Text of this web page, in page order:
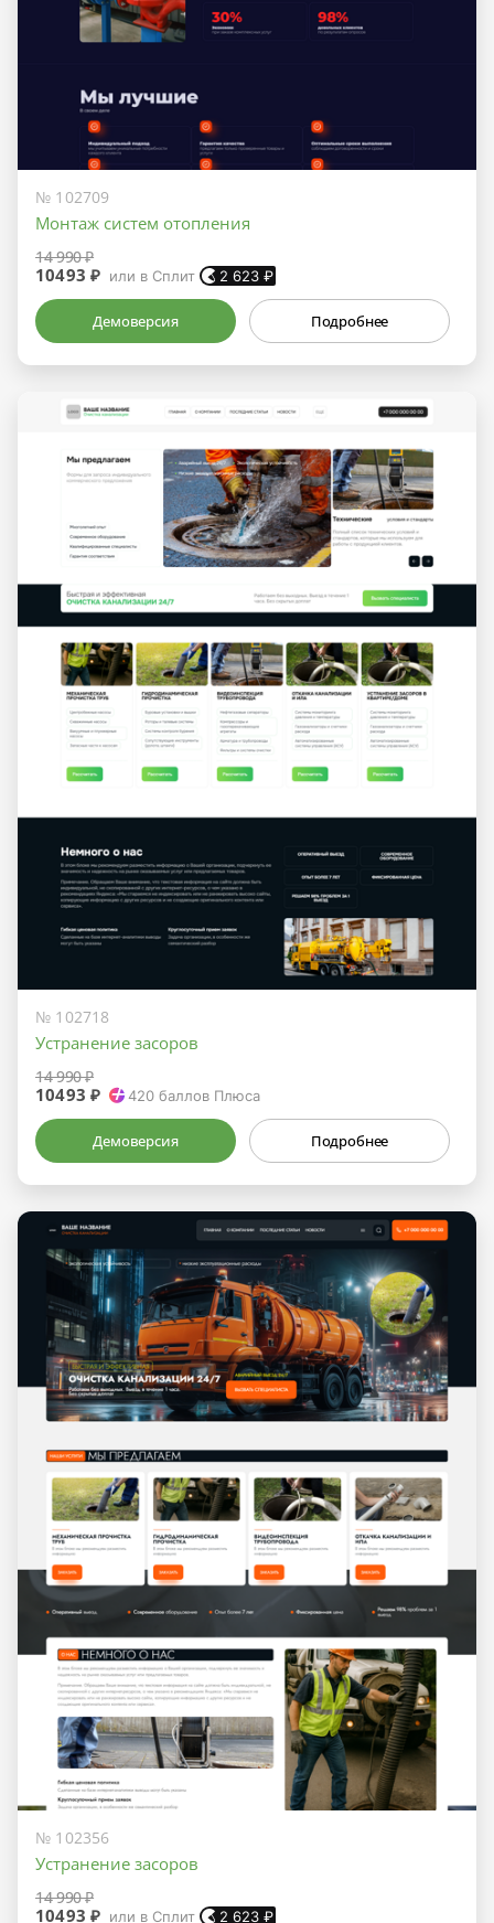
№ 102709
Монтаж систем отопления
14 990 ₽
10493 ₽ или в Сплит 2 623 ₽
Демоверсия Подробнее
№ 102718
Устранение засоров
14 990 ₽
10493 ₽ 420 баллов Плюса
Демоверсия Подробнее
№ 102356
Устранение засоров
14 990 ₽
10493 ₽ или в Сплит 2 623 ₽